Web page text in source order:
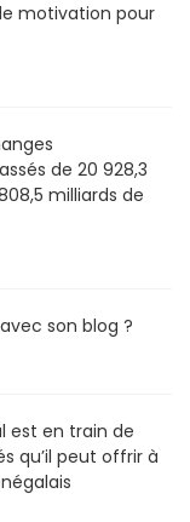
motivation pour
de 20 928,3
milliards de
son blog ?
est en train de
qu’il peut offrir à